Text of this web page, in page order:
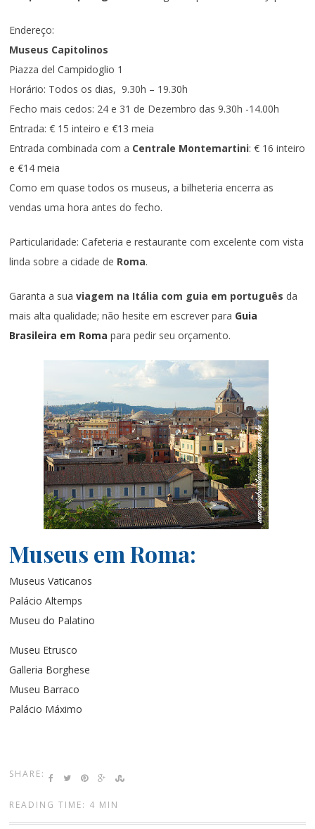
Endereço:
Museus Capitolinos
Piazza del Campidoglio 1
Horário: Todos os dias, 9.30h – 19.30h
Fecho mais cedos: 24 e 31 de Dezembro das 9.30h -14.00h
Entrada: € 15 inteiro e €13 meia
Entrada combinada com a Centrale Montemartini: € 16 inteiro
e €14 meia
Como em quase todos os museus, a bilheteria encerra as
vendas uma hora antes do fecho.
Particularidade: Cafeteria e restaurante com excelente com vista
linda sobre a cidade de Roma.
Garanta a suaviagem na Itália com guia em português da
mais alta qualidade; não hesite em escrever para Guia
Brasileira em Roma para pedir seu orçamento.
Museus em Roma:
Museus Vaticanos
Palácio Altemps
Museu do Palatino
Museu Etrusco
Galleria Borghese
Museu Barraco
Palácio Máximo
SHARE:
READING TIME: 4 MIN